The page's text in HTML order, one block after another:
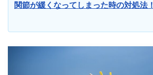
関節が緩くなってしまった時の対処法！